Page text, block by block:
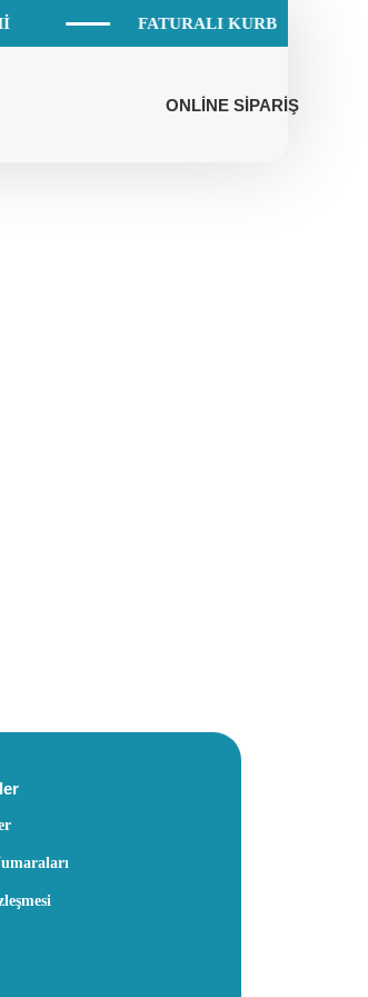
FATURALI KURBAN
ONLİNE SİPARİŞ